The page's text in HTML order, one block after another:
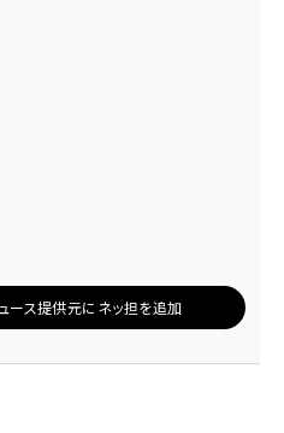
ース提供元にネッ担を追加